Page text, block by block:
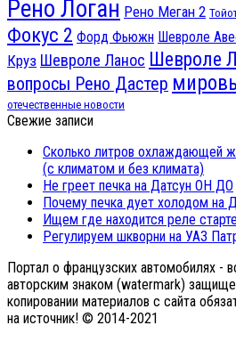
Рено Логан Рено Меган 2
Фокус 2 Форд Фьюжн Шевроле
Круз Шевроле Ланос Шевроле
вопросы Рено Дастер
отечественные новости
Свежие записи
Сколько литров охлаждающей
(с климатом и без климата)
Не греет печка на Датсун ОН ДО
Почему печка дует холодом на
Ищем где находится реле
Регулируем шкворни на УАЗ
Портал о французских автомобилях -
авторским знаком (watermark)
копировании материалов с сайта
на источник! © 2014-2021